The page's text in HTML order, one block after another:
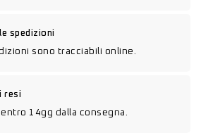
spedizioni
sono tracciabili online.
resi
14gg dalla consegna.